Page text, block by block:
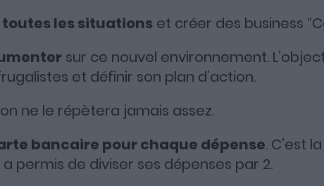
toutes les situations et créer des business
sur ce nouvel environnement.
et définir son plan d’action.
on ne le répètera jamais assez.
bancaire pour chaque dépense. C’est
a permis de diviser ses dépenses par 2.